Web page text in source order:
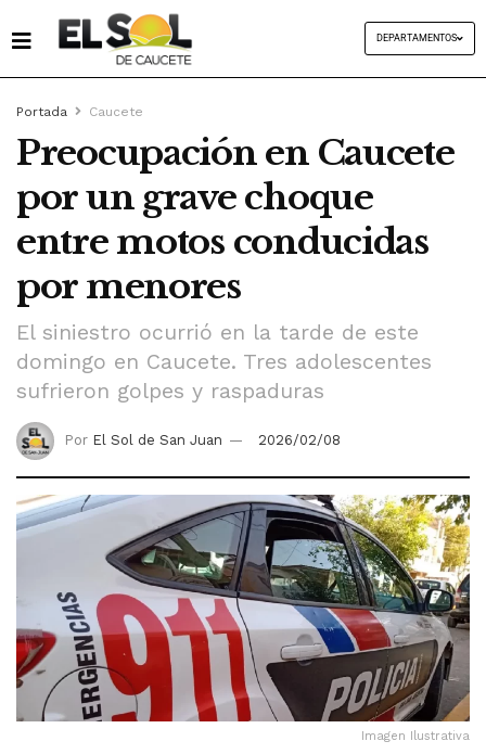
DEPARTAMENTOS
Portada Caucete
Preocupación en Caucete
por un grave choque
entre motos conducidas
por menores
El siniestro ocurrió en la tarde de este
domingo en Caucete. Tres adolescentes
sufrieron golpes y raspaduras
Por El Sol de San Juan 2026/02/08
Imagen Ilustrativa